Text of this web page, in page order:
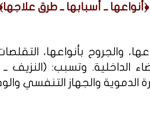
﴿أنواعها ــ أسبابها ــ طرق
والجروح بأنواعها،
الداخلية. وتسبب: (النزيف
الدموية والجهاز التنفسي